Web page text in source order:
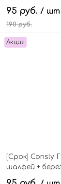
Clean&fresh
seaweed
95 руб. / шт
190 руб.
Акция
[Срок] Consly
шалфей +
toothpaste